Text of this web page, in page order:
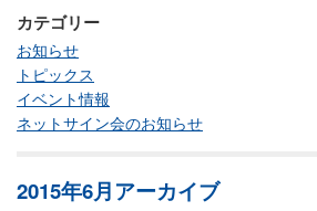
カテゴリー
お知らせ
トピックス
イベント情報
ネットサイン会のお知らせ
2015年6月アーカイブ